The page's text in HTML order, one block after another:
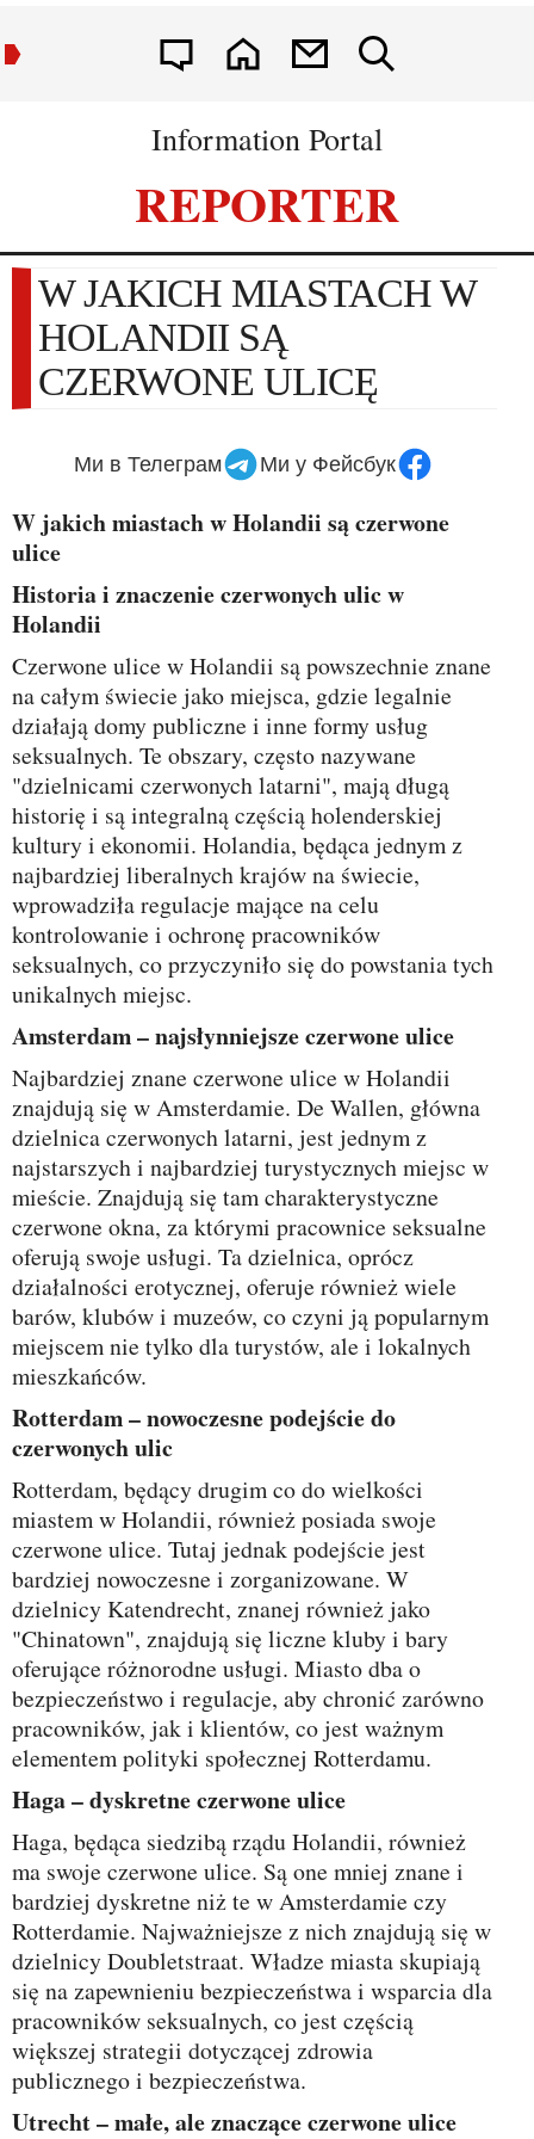
Information Portal
REPORTER
W JAKICH MIASTACH W
HOLANDII SĄ
CZERWONE ULICĘ
Ми в Телеграм Ми у Фейсбук
W jakich miastach w Holandii są czerwone
ulice
Historia i znaczenie czerwonych ulic w
Holandii
Czerwone ulice w Holandii są powszechnie znane
na całym świecie jako miejsca, gdzie legalnie
działają domy publiczne i inne formy usług
seksualnych. Te obszary, często nazywane
"dzielnicami czerwonych latarni", mają długą
historię i są integralną częścią holenderskiej
kultury i ekonomii. Holandia, będąca jednym z
najbardziej liberalnych krajów na świecie,
wprowadziła regulacje mające na celu
kontrolowanie i ochronę pracowników
seksualnych, co przyczyniło się do powstania tych
unikalnych miejsc.
Amsterdam – najsłynniejsze czerwone ulice
Najbardziej znane czerwone ulice w Holandii
znajdują się w Amsterdamie. De Wallen, główna
dzielnica czerwonych latarni, jest jednym z
najstarszych i najbardziej turystycznych miejsc w
mieście. Znajdują się tam charakterystyczne
czerwone okna, za którymi pracownice seksualne
oferują swoje usługi. Ta dzielnica, oprócz
działalności erotycznej, oferuje również wiele
barów, klubów i muzeów, co czyni ją popularnym
miejscem nie tylko dla turystów, ale i lokalnych
mieszkańców.
Rotterdam – nowoczesne podejście do
czerwonych ulic
Rotterdam, będący drugim co do wielkości
miastem w Holandii, również posiada swoje
czerwone ulice. Tutaj jednak podejście jest
bardziej nowoczesne i zorganizowane. W
dzielnicy Katendrecht, znanej również jako
"Chinatown", znajdują się liczne kluby i bary
oferujące różnorodne usługi. Miasto dba o
bezpieczeństwo i regulacje, aby chronić zarówno
pracowników, jak i klientów, co jest ważnym
elementem polityki społecznej Rotterdamu.
Haga – dyskretne czerwone ulice
Haga, będąca siedzibą rządu Holandii, również
ma swoje czerwone ulice. Są one mniej znane i
bardziej dyskretne niż te w Amsterdamie czy
Rotterdamie. Najważniejsze z nich znajdują się w
dzielnicy Doubletstraat. Władze miasta skupiają
się na zapewnieniu bezpieczeństwa i wsparcia dla
pracowników seksualnych, co jest częścią
większej strategii dotyczącej zdrowia
publicznego i bezpieczeństwa.
Utrecht – małe, ale znaczące czerwone ulice